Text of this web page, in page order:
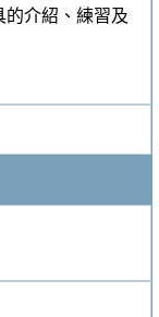
的介紹、練習及